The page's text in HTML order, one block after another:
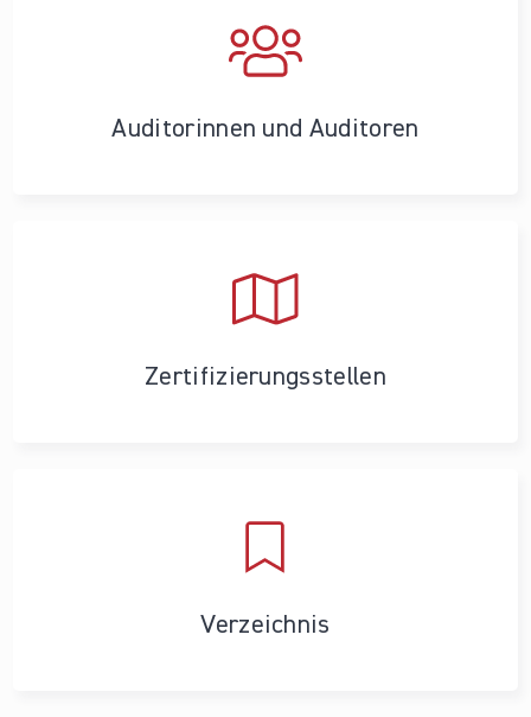
Auditorinnen und Auditoren
Zertifizierungs­stellen
Verzeichnis